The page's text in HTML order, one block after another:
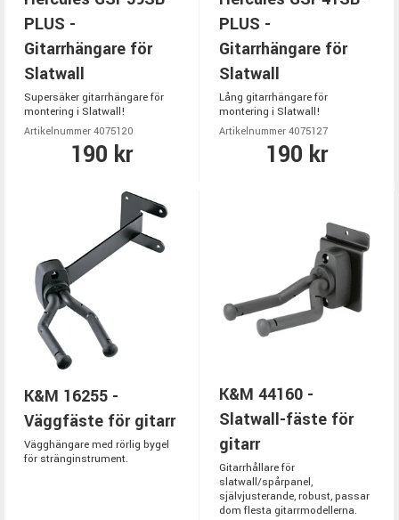
PLUS -
Gitarrhängare för
Slatwall
Supersäker gitarrhängare för
montering i Slatwall!
Artikelnummer 4075120
190 kr
PLUS -
Gitarrhängare för
Slatwall
Lång gitarrhängare för
montering i Slatwall!
Artikelnummer 4075127
190 kr
K&M 16255 -
Väggfäste för gitarr
Vägghängare med rörlig bygel
för stränginstrument.
K&M 44160 -
Slatwall-fäste för
gitarr
Gitarrhållare för
slatwall/spårpanel,
självjusterande, robust, passar
dom flesta gitarrmodellerna.